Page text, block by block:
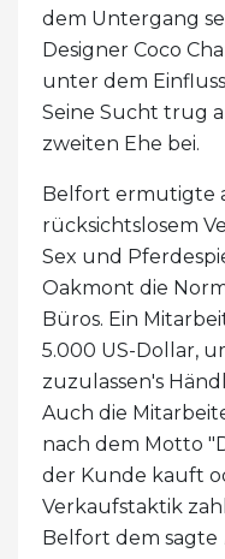
dem Untergang
Designer Coco
unter dem
Seine Sucht trug
zweiten Ehe bei.
Belfort ermutigte
rücksichtslosem
Sex und
Oakmont die
Büros. Ein
5.000 US-Dollar,
zuzulassen's
Auch die
nach dem Motto
der Kunde kauft
Verkaufstaktik
Belfort dem sagte